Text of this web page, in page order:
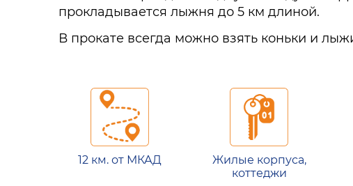
прокладывается лыжня до 5 км длиной.
В прокате всегда можно взять коньки и
12 км. от МКАД
Жилые корпуса,
коттеджи